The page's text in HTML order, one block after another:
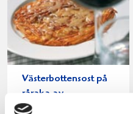
Västerbottensost på
råraka av
mandelpotatis